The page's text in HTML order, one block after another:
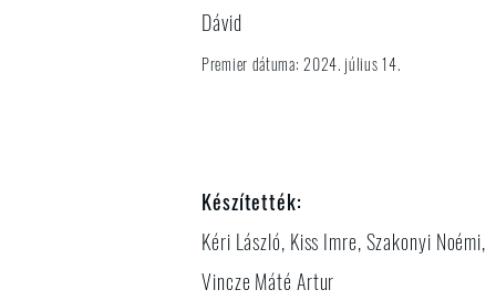
Dávid
​Premier dátuma: 2024. július 14.
Készítették:
Kéri László, Kiss Imre, Szakonyi Noémi,
Vincze Máté Artur